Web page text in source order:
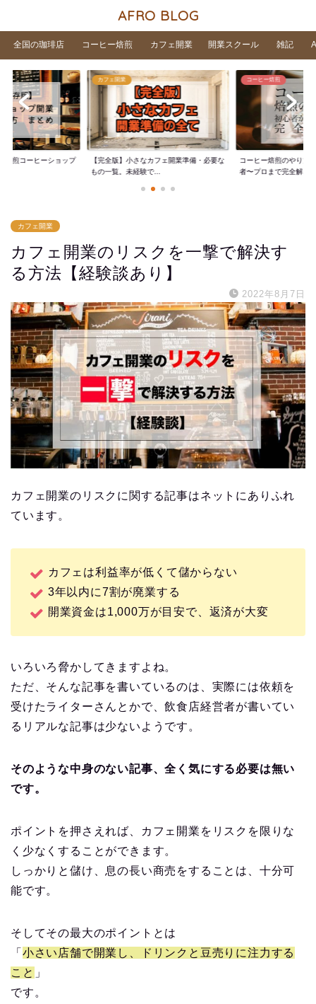
AFRO BLOG
全国の珈琲店 コーヒー焙煎 カフェ開業 開業スクール 雑記
焙煎コーヒーショップ
カフェ開業
【完全版】小さなカフェ開業準備・必要な
もの一覧。未経験で...
コーヒー焙煎
コーヒー焙煎のやり方
者〜プロまで完全解...
カフェ開業
カフェ開業のリスクを一撃で解決す
る方法【経験談あり】
2022年8月7日
カフェ開業のリスクに関する記事はネットにありふれ
ています。
カフェは利益率が低くて儲からない
3年以内に7割が廃業する
開業資金は1,000万が目安で、返済が大変
いろいろ脅かしてきますよね。
ただ、そんな記事を書いているのは、実際には依頼を
受けたライターさんとかで、飲食店経営者が書いてい
るリアルな記事は少ないようです。
そのような中身のない記事、全く気にする必要は無い
です。
ポイントを押さえれば、カフェ開業をリスクを限りな
く少なくすることができます。
しっかりと儲け、息の長い商売をすることは、十分可
能です。
そしてその最大のポイントとは
「 小さい店舗で開業し、ドリンクと豆売りに注力する
こと 」
です。